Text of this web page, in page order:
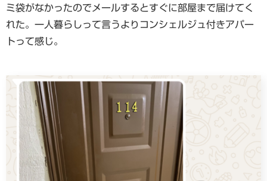
ミ袋がなかったのでメールするとすぐに部屋まで届けてく
れた。一人暮らしって言うよりコンシェルジュ付きアパー
トって感じ。